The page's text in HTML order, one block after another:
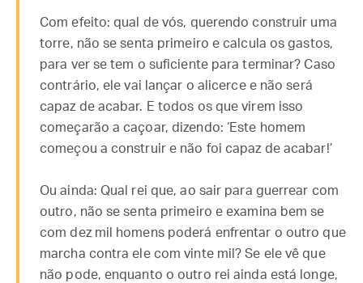
Com efeito: qual de vós, querendo construir uma
torre, não se senta primeiro e calcula os gastos,
para ver se tem o suficiente para terminar? Caso
contrário, ele vai lançar o alicerce e não será
capaz de acabar. E todos os que virem isso
começarão a caçoar, dizendo: ‘Este homem
começou a construir e não foi capaz de acabar!’
Ou ainda: Qual rei que, ao sair para guerrear com
outro, não se senta primeiro e examina bem se
com dez mil homens poderá enfrentar o outro que
marcha contra ele com vinte mil? Se ele vê que
não pode, enquanto o outro rei ainda está longe,